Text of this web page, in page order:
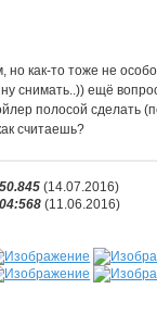
но как-то тоже не
снимать..)) ещё
полосой сделать
считаешь?
(14.07.2016)
(11.06.2016)